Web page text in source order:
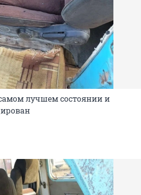
лучшем состоянии и